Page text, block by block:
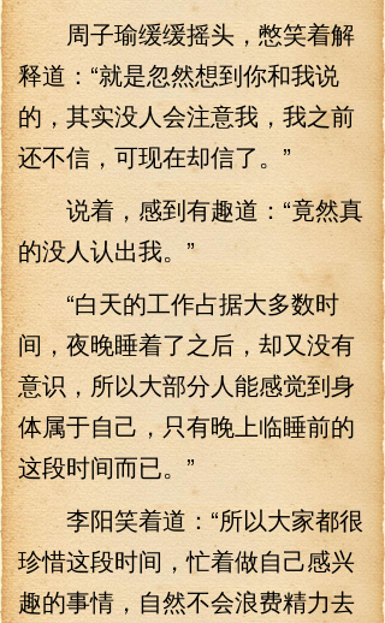
周子瑜缓缓摇头，憋笑着解
释道：“就是忽然想到你和我说
的，其实没人会注意我，我之前
还不信，可现在却信了。”
说着，感到有趣道：“竟然真
的没人认出我。”
“白天的工作占据大多数时
间，夜晚睡着了之后，却又没有
意识，所以大部分人能感觉到身
体属于自己，只有晚上临睡前的
这段时间而已。”
李阳笑着道：“所以大家都很
珍惜这段时间，忙着做自己感兴
趣的事情，自然不会浪费精力去